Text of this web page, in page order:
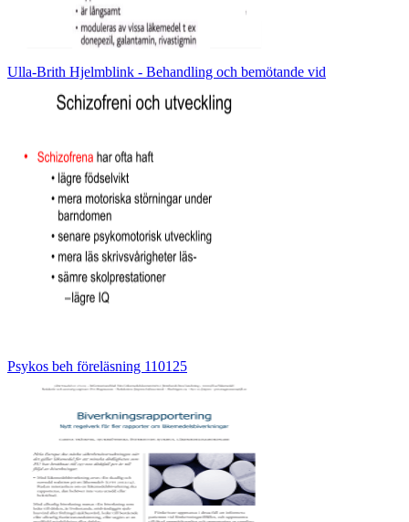
Ulla-Brith Hjelmblink - Behandling och bemötande vid
Psykos beh föreläsning 110125